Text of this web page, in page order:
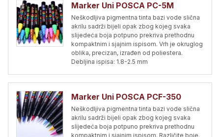
Marker Uni POSCA PC-5M
Neškodljiva pigmentna tinta bazi vode slična
akrilu sadrži bijeli opak zbog kojeg svaka
slijedeća boja potpuno prekriva prethodnu
kompaktnim i sjajnim ispisom. Vrh je okruglog
oblika, precizan, izrađen od poliestera.
Debljina ispisa: 1.8-2.5 mm
Marker Uni POSCA PCF-350
Neškodljiva pigmentna tinta bazi vode slična
akrilu sadrži bijeli opak zbog kojeg svaka
slijedeća boja potpuno prekriva prethodnu
kompaktnim i sjajnim ispisom. Različite boje